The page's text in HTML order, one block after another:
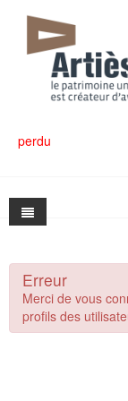
perdu
Présentation
Présentation
Actualités
Erreur
Merci de vous
profils des